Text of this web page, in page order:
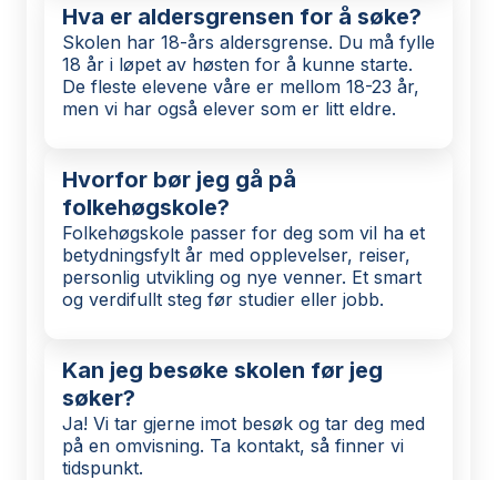
Hva er aldersgrensen for å søke?
Skolen har 18-års aldersgrense. Du må fylle
18 år i løpet av høsten for å kunne starte.
De fleste elevene våre er mellom 18-23 år,
men vi har også elever som er litt eldre.
Hvorfor bør jeg gå på
folkehøgskole?
Folkehøgskole passer for deg som vil ha et
betydningsfylt år med opplevelser, reiser,
personlig utvikling og nye venner. Et smart
og verdifullt steg før studier eller jobb.
Kan jeg besøke skolen før jeg
søker?
Ja! Vi tar gjerne imot besøk og tar deg med
på en omvisning. Ta kontakt, så finner vi
tidspunkt.